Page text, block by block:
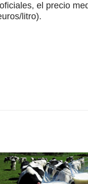
el precio
litro).